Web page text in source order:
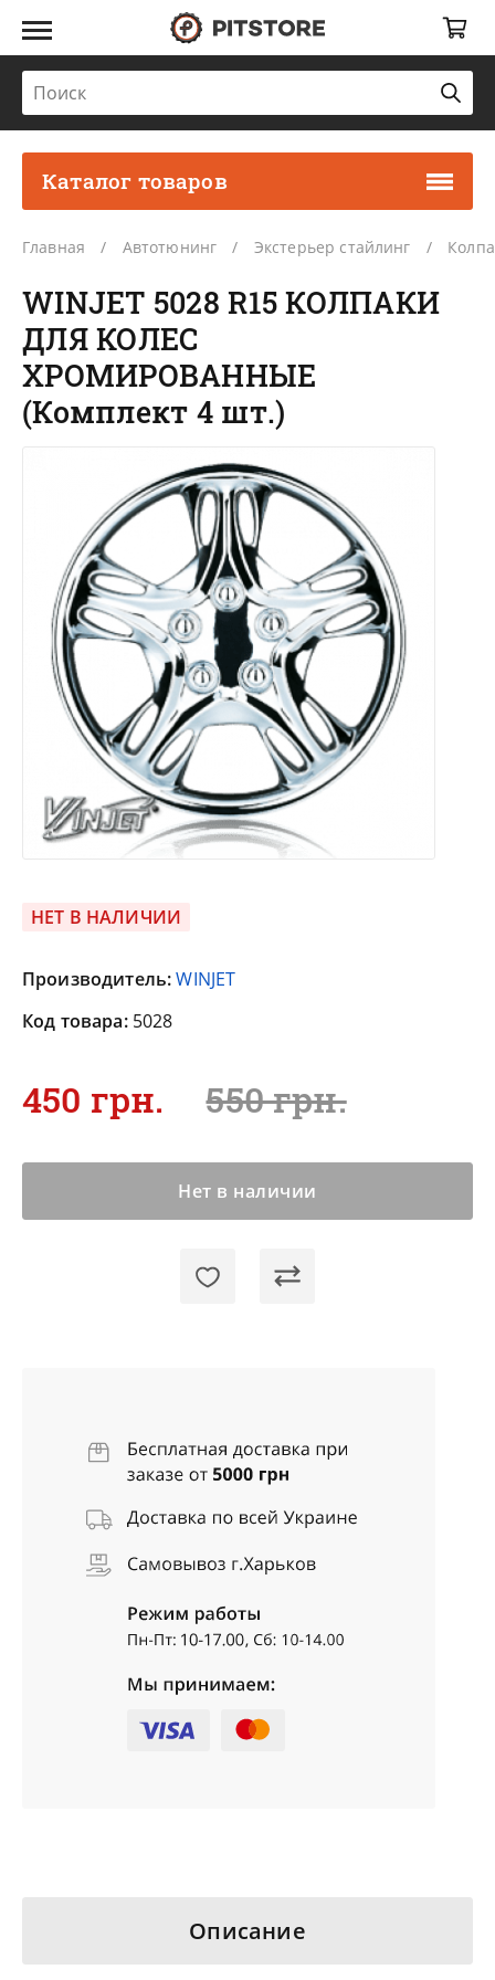
Каталог товаров
Главная Автотюнинг Экстерьер стайлинг
WINJET 5028 R15 КОЛПАКИ
ДЛЯ КОЛЕС
ХРОМИРОВАННЫЕ
(Комплект 4 шт.)
НЕТ В НАЛИЧИИ
Производитель:WINJET
Код товара: 5028
450 грн. 550 грн.
Нет в наличии
Описание